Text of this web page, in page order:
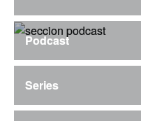
Podcast
Series